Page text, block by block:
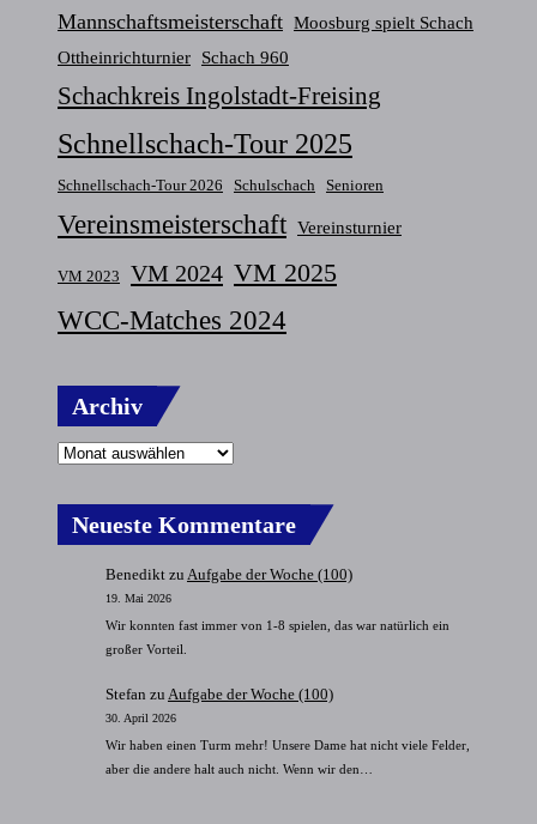
Mannschaftsmeisterschaft Moosburg spielt Schach
Ottheinrichturnier Schach 960
Schachkreis Ingolstadt-Freising
Schnellschach-Tour 2025
Schnellschach-Tour 2026 Schulschach Senioren
Vereinsmeisterschaft Vereinsturnier
VM 2023 VM 2024 VM 2025
WCC-Matches 2024
Archiv
Neueste Kommentare
Benedikt zu Aufgabe der Woche (100)
19. Mai 2026
Wir konnten fast immer von 1-8 spielen, das war natürlich ein
großer Vorteil.
Stefan zu Aufgabe der Woche (100)
30. April 2026
Wir haben einen Turm mehr! Unsere Dame hat nicht viele Felder,
aber die andere halt auch nicht. Wenn wir den…